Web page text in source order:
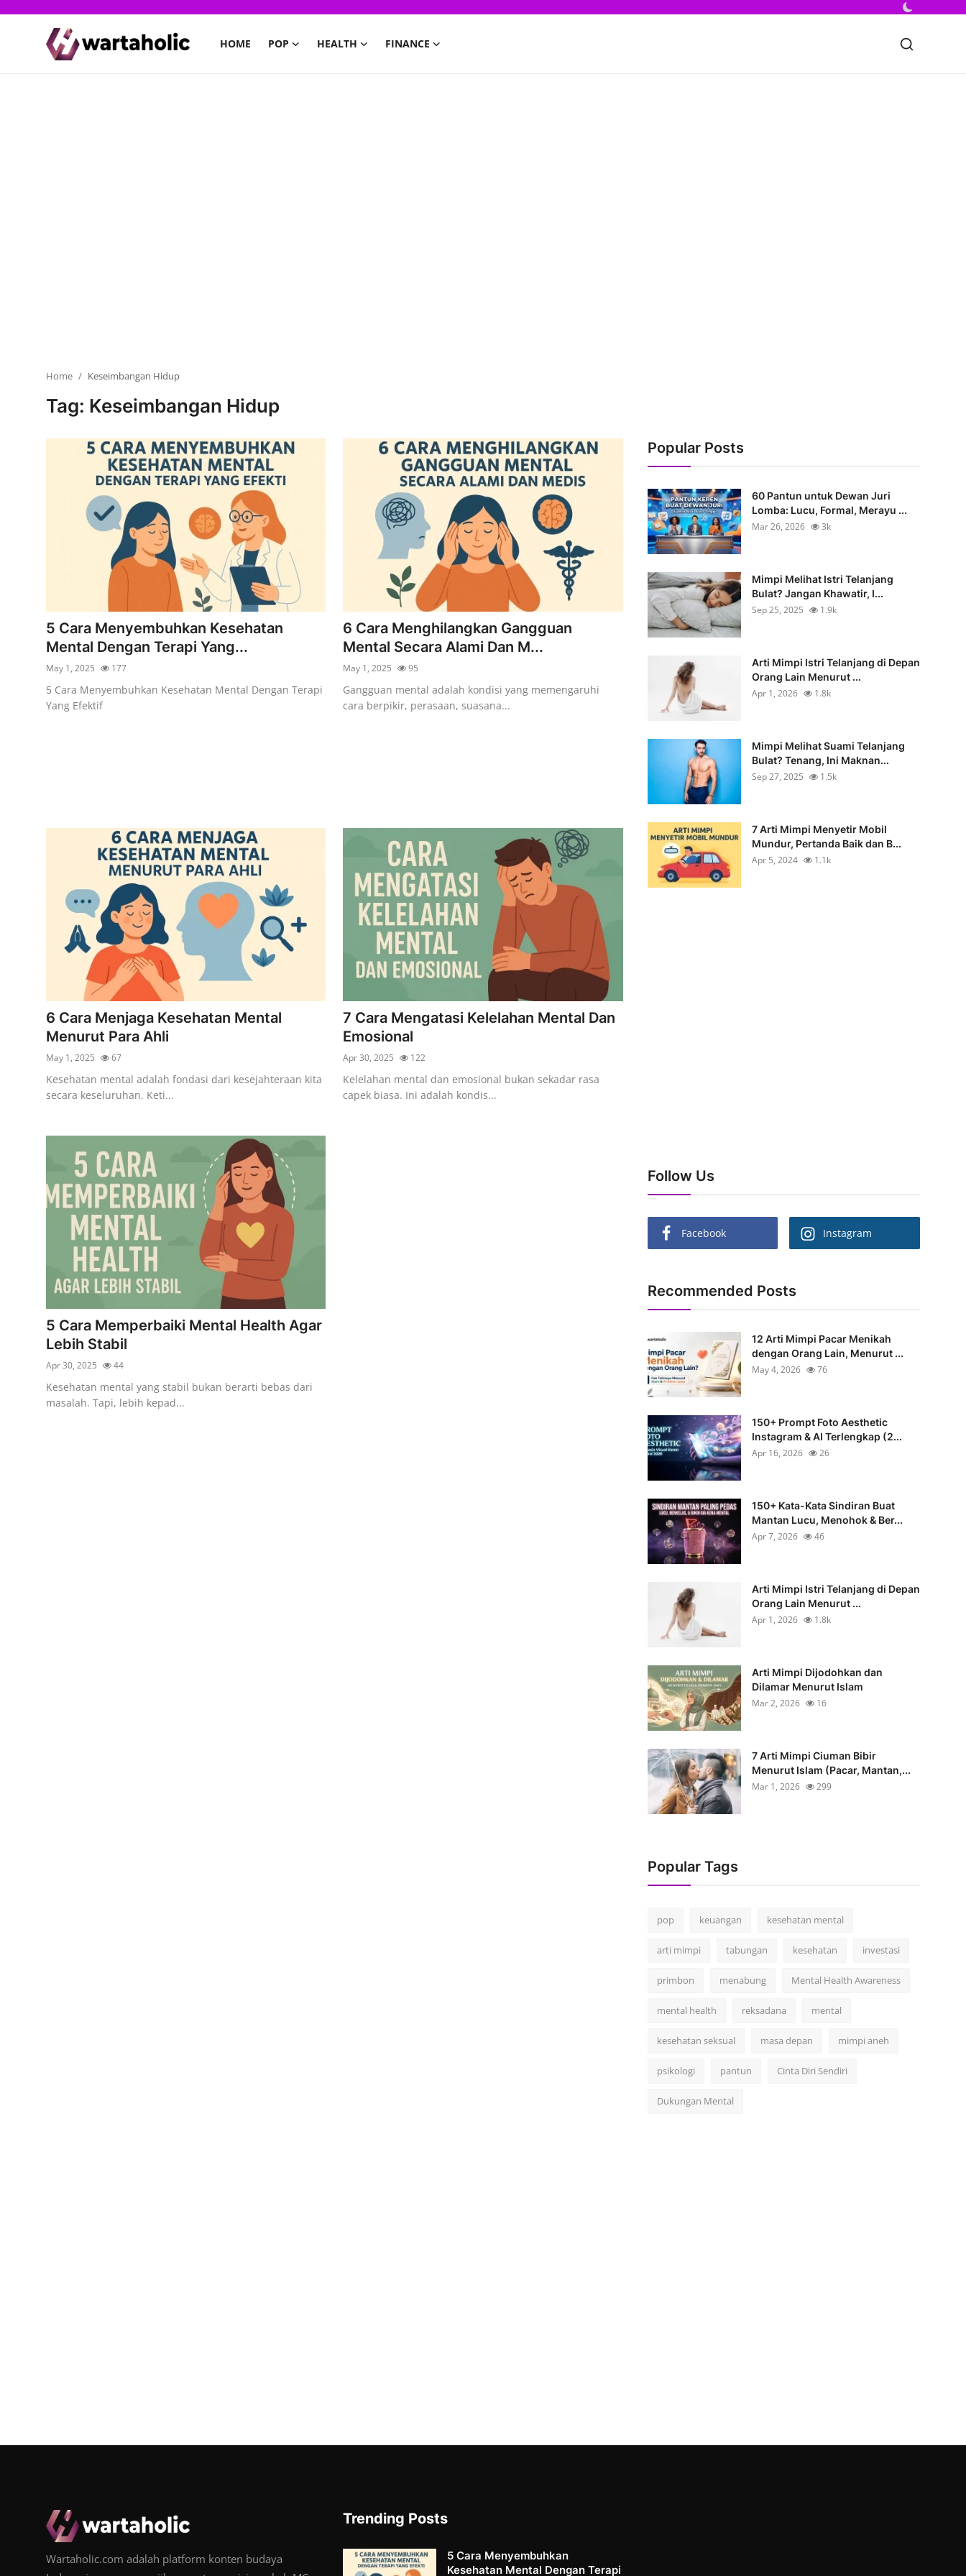
HOME POP HEALTH FINANCE
Home Keseimbangan Hidup
Tag: Keseimbangan Hidup
5 Cara Menyembuhkan Kesehatan
Mental Dengan Terapi Yang...
May 1, 2025 177
5 Cara Menyembuhkan Kesehatan Mental Dengan Terapi
Yang Efektif
6 Cara Menghilangkan Gangguan
Mental Secara Alami Dan M...
May 1, 2025 95
Gangguan mental adalah kondisi yang memengaruhi
cara berpikir, perasaan, suasana...
6 Cara Menjaga Kesehatan Mental
Menurut Para Ahli
May 1, 2025 67
Kesehatan mental adalah fondasi dari kesejahteraan kita
secara keseluruhan. Keti...
7 Cara Mengatasi Kelelahan Mental Dan
Emosional
Apr 30, 2025 122
Kelelahan mental dan emosional bukan sekadar rasa
capek biasa. Ini adalah kondis...
5 Cara Memperbaiki Mental Health Agar
Lebih Stabil
Apr 30, 2025 44
Kesehatan mental yang stabil bukan berarti bebas dari
masalah. Tapi, lebih kepad...
Popular Posts
60 Pantun untuk Dewan Juri
Lomba: Lucu, Formal, Merayu ...
Mar 26, 2026
3k
Mimpi Melihat Istri Telanjang
Bulat? Jangan Khawatir, I...
Sep 25, 2025
1.9k
Arti Mimpi Istri Telanjang di Depan
Orang Lain Menurut ...
Apr 1, 2026
1.8k
Mimpi Melihat Suami Telanjang
Bulat? Tenang, Ini Maknan...
Sep 27, 2025
1.5k
7 Arti Mimpi Menyetir Mobil
Mundur, Pertanda Baik dan B...
Apr 5, 2024
1.1k
Follow Us
Facebook Instagram
Recommended Posts
12 Arti Mimpi Pacar Menikah
dengan Orang Lain, Menurut ...
May 4, 2026
76
150+ Prompt Foto Aesthetic
Instagram & AI Terlengkap (2...
Apr 16, 2026
26
150+ Kata-Kata Sindiran Buat
Mantan Lucu, Menohok & Ber...
Apr 7, 2026
46
Arti Mimpi Istri Telanjang di Depan
Orang Lain Menurut ...
Apr 1, 2026
1.8k
Arti Mimpi Dijodohkan dan
Dilamar Menurut Islam
Mar 2, 2026
16
7 Arti Mimpi Ciuman Bibir
Menurut Islam (Pacar, Mantan,...
Mar 1, 2026
299
Popular Tags
pop keuangan kesehatan mental
arti mimpi tabungan kesehatan investasi
primbon menabung Mental Health Awareness
mental health reksadana mental
kesehatan seksual masa depan mimpi aneh
psikologi pantun Cinta Diri Sendiri
Dukungan Mental
Wartaholic.com adalah platform konten budaya
Trending Posts
5 Cara Menyembuhkan
Kesehatan Mental Dengan Terapi